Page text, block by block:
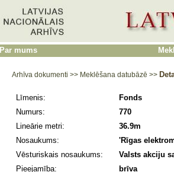
Par mums
Arhīva dokumenti >> Meklēšana datubāzē >>
Līmenis:
Fonds
Numurs:
770
Lineārie metri:
36.9m
Nosaukums:
'Rīgas
Vēsturiskais nosaukums:
Valsts akciju
Pieejamība:
brīva